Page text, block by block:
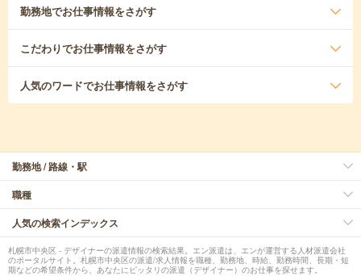
勤務地でお仕事情報をさがす
こだわりでお仕事情報をさがす
人気のワードでお仕事情報をさがす
勤務地 / 路線・駅
職種
人気の検索インデックス
札幌市中央区 - デザイナーの派遣情報の検索結果。エン派遣は、エンが運営する人材派遣会社
のポータルサイト。札幌市中央区の派遣/求人情報を職種、勤務地、時給、勤務時間、長期・短
期などの希望条件から、あなたにピッタリの派遣（デザイナー）のお仕事を探せます。